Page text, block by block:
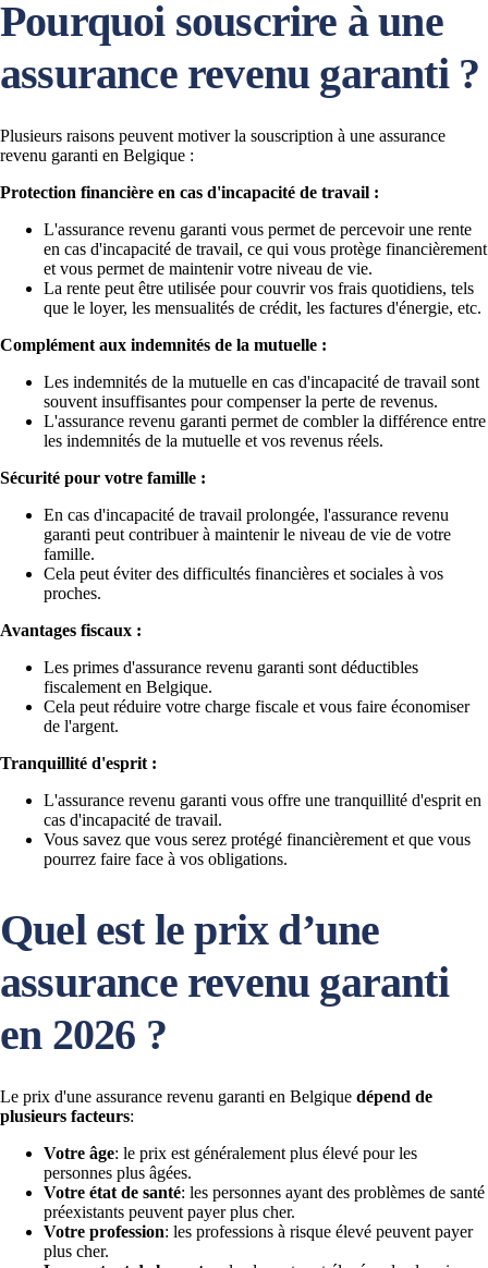
Pourquoi souscrire à une
assurance revenu garanti ?
Plusieurs raisons peuvent motiver la souscription à une assurance
revenu garanti en Belgique :
Protection financière en cas d'incapacité de travail :
L'assurance revenu garanti vous permet de percevoir une rente
en cas d'incapacité de travail, ce qui vous protège financièrement
et vous permet de maintenir votre niveau de vie.
La rente peut être utilisée pour couvrir vos frais quotidiens, tels
que le loyer, les mensualités de crédit, les factures d'énergie, etc.
Complément aux indemnités de la mutuelle :
Les indemnités de la mutuelle en cas d'incapacité de travail sont
souvent insuffisantes pour compenser la perte de revenus.
L'assurance revenu garanti permet de combler la différence entre
les indemnités de la mutuelle et vos revenus réels.
Sécurité pour votre famille :
En cas d'incapacité de travail prolongée, l'assurance revenu
garanti peut contribuer à maintenir le niveau de vie de votre
famille.
Cela peut éviter des difficultés financières et sociales à vos
proches.
Avantages fiscaux :
Les primes d'assurance revenu garanti sont déductibles
fiscalement en Belgique.
Cela peut réduire votre charge fiscale et vous faire économiser
de l'argent.
Tranquillité d'esprit :
L'assurance revenu garanti vous offre une tranquillité d'esprit en
cas d'incapacité de travail.
Vous savez que vous serez protégé financièrement et que vous
pourrez faire face à vos obligations.
Quel est le prix d’une
assurance revenu garanti
en 2026 ?
Le prix d'une assurance revenu garanti en Belgique dépend de
plusieurs facteurs:
Votre âge: le prix est généralement plus élevé pour les
personnes plus âgées.
Votre état de santé: les personnes ayant des problèmes de santé
préexistants peuvent payer plus cher.
Votre profession: les professions à risque élevé peuvent payer
plus cher.